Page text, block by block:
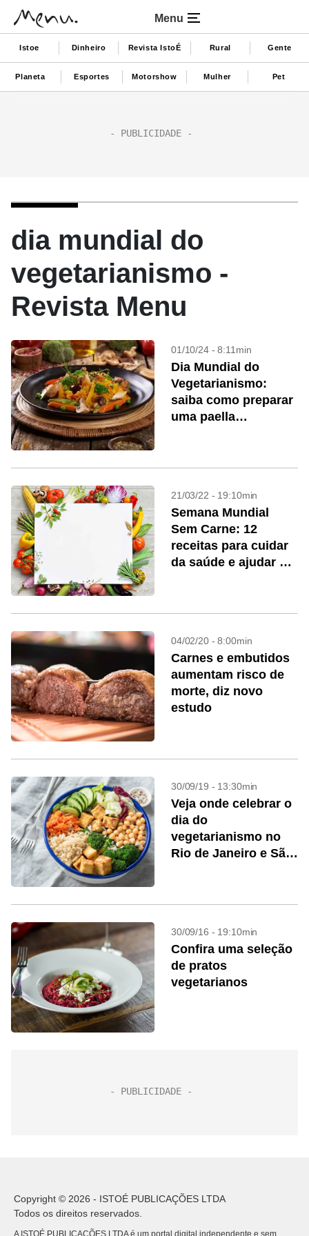
Menu
Istoe Dinheiro Revista IstoÉ Rural Gente
Planeta Esportes Motorshow Mulher Pet
dia mundial do
vegetarianismo -
Revista Menu
01/10/24 - 8:11min
Dia Mundial do
Vegetarianismo:
saiba como preparar
uma paella
21/03/22 - 19:10min
Semana Mundial
Sem Carne: 12
receitas para cuidar
da saúde e ajudar o
04/02/20 - 8:00min
Carnes e embutidos
aumentam risco de
morte, diz novo
estudo
30/09/19 - 13:30min
Veja onde celebrar o
dia do
vegetarianismo no
Rio de Janeiro e São
30/09/16 - 19:10min
Confira uma seleção
de pratos
vegetarianos
Copyright © 2026 - ISTOÉ PUBLICAÇÕES LTDA
Todos os direitos reservados.
A ISTOÉ PUBLICAÇÕES LTDA é um portal digital independente e sem